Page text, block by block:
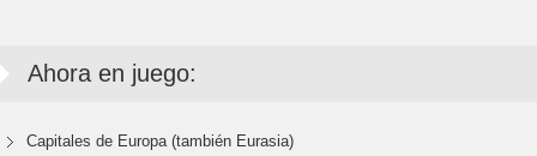
Ahora en juego:
Capitales de Europa (también Eurasia)